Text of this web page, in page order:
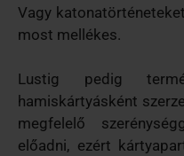
Vagy
most mellékes.
Lustig pedig
hamiskártyásként
megfelelő
előadni, ezért